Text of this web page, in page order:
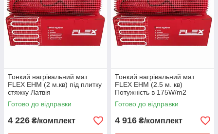
Тонкий нагрівальний мат
FLEX EHM (2 м.кв) під плитку
стяжку Латвія
Готово до відправки
4 226 ₴/комплект
Тонкий нагрівальний мат
FLEX EHM (2.5 м. кв)
Потужність в 175W/m2
Готово до відправки
4 916 ₴/комплект